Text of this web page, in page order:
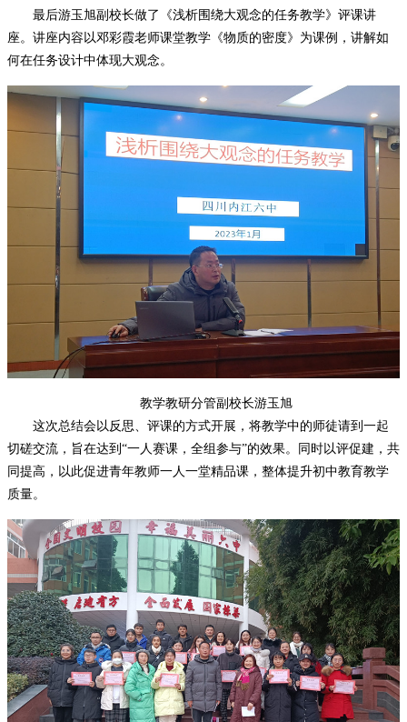
最后游玉旭副校长做了《浅析围绕大观念的任务教学》评课讲
座。讲座内容以邓彩霞老师课堂教学《物质的密度》为课例，讲解如
何在任务设计中体现大观念。
教学教研分管副校长游玉旭
这次总结会以反思、评课的方式开展，将教学中的师徒请到一起
切磋交流，旨在达到 “一人赛课，全组参与”的效果。同时以评促建，共
同提高，以此促进青年教师一人一堂精品课，整体提升初中教育教学
质量。